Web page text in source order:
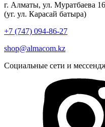
г. Алматы, ул. Муратбаева
(уг. ул. Карасай батыра)
+7 (747) 094-86-27
shop@almacom.kz
Социальные сети и